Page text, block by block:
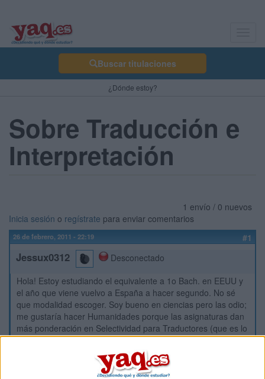
Buscar titulaciones
¿Dónde estoy?
Sobre Traducción e
Interpretación
1 envío / 0 nuevos
Inicia sesión o regístrate para enviar comentarios
26 de febrero, 2011 - 22:19 #1
Jessux0312
Desconectado
Hola! Estoy estudiando el equivalente a 1o Bach. en EEUU y
el año que viene vuelvo a España a hacer segundo. No sé
que modalidad escoger. Soy bueno en ciencias pero las odio;
me gustaría hacer Humanidades porque las asignaturas dan
más ponderación en Selectividad para Traductores (que es lo
que quiero estudiar). No me queda más remedio que hacerlo
en Málaga (soy de Marbella y el dinero no da pa' más). Mis
padres están muy disgustados porque piensan que
Traductores no tiene futuro. He pensado en meterme en